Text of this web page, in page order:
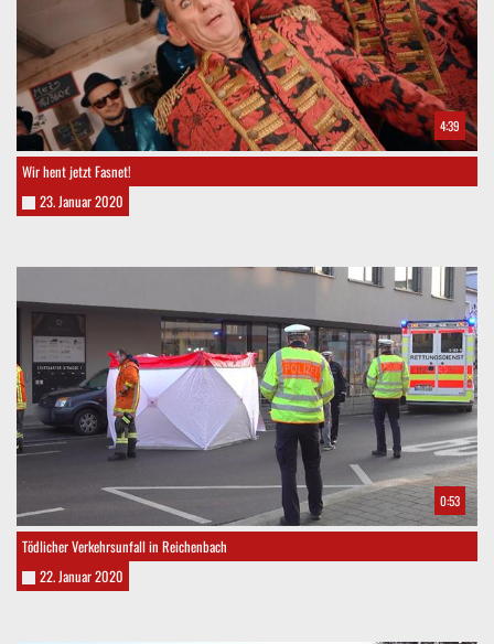
4:39
Wir hent jetzt Fasnet!
23. Januar 2020
0:53
Tödlicher Verkehrsunfall in Reichenbach
22. Januar 2020